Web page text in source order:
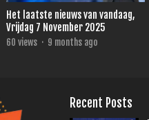
Het laatste nieuws van vandaag,
Vrijdag 7 November 2025
60 views · 9 months ago
Recent Posts